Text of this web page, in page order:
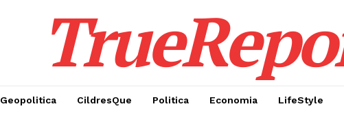
Geopolitica CildresQue Politica Economia LifeStyle